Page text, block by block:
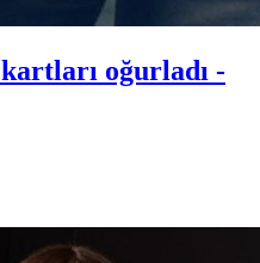
oğurladı -